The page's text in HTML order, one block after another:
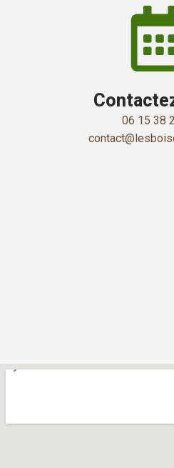
06 15 38